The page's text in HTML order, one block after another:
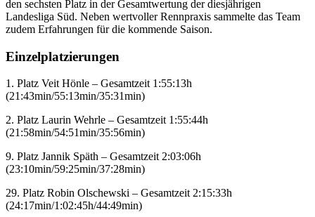
den sechsten Platz in der Gesamtwertung der diesjährigen
Landesliga Süd. Neben wertvoller Rennpraxis sammelte das Team
zudem Erfahrungen für die kommende Saison.
Einzelplatzierungen
1. Platz Veit Hönle – Gesamtzeit 1:55:13h
(21:43min/55:13min/35:31min)
2. Platz Laurin Wehrle – Gesamtzeit 1:55:44h
(21:58min/54:51min/35:56min)
9. Platz Jannik Späth – Gesamtzeit 2:03:06h
(23:10min/59:25min/37:28min)
29. Platz Robin Olschewski – Gesamtzeit 2:15:33h
(24:17min/1:02:45h/44:49min)